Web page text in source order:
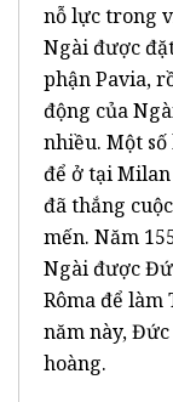
nỗ lực trong
Ngài được
phận Pavia,
động của
nhiều. Một
để ở tại
đã thắng
mến. Năm
Ngài được
Rôma để làm
năm này,
hoàng.